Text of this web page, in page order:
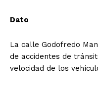
Dato
La calle Godofredo
de accidentes de
velocidad de los